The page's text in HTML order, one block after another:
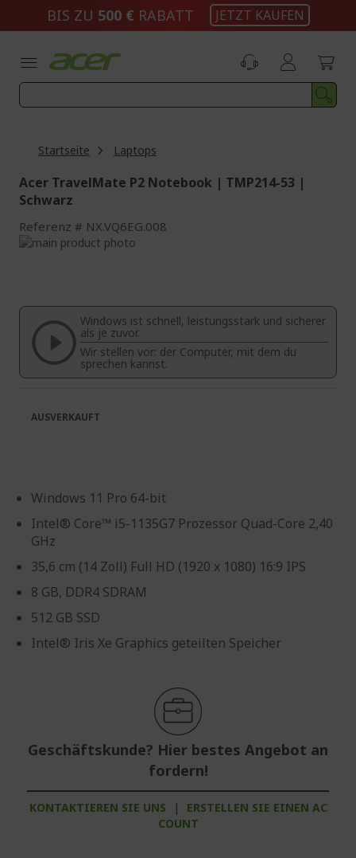
BIS ZU 500 € RABATT JETZT KAUFEN
Startseite Laptops
Acer TravelMate P2 Notebook | TMP214-53 |
Schwarz
Referenz NX.VQ6EG.008
Zum
springen
Bildgalerie
springen
Windows ist schnell, leistungsstark und sicherer
als je zuvor.
Wir stellen vor: der Computer, mit dem du
sprechen kannst.
Windows 11 Pro 64-bit
Intel® Core™ i5-1135G7 Prozessor Quad-Core 2,40
GHz
35,6 cm (14 Zoll) Full HD (1920 x 1080) 16:9 IPS
8 GB, DDR4 SDRAM
512 GB SSD
Intel® Iris Xe Graphics geteilten Speicher
Geschäftskunde? Hier bestes Angebot an
fordern!
KONTAKTIEREN SIE UNS |
ERSTELLEN SIE EINEN AC
COUNT
AUSVERKAUFT